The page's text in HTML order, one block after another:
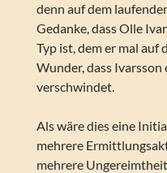
denn auf dem
Gedanke, dass Olle
Typ ist, dem er mal auf
Wunder, dass Ivarsson
verschwindet.
Als wäre dies eine
mehrere
mehrere